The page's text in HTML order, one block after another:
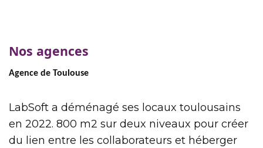
Nos agences
Agence de Toulouse
LabSoft a déménagé ses locaux toulousains
en 2022. 800 m2 sur deux niveaux pour créer
du lien entre les collaborateurs et héberger